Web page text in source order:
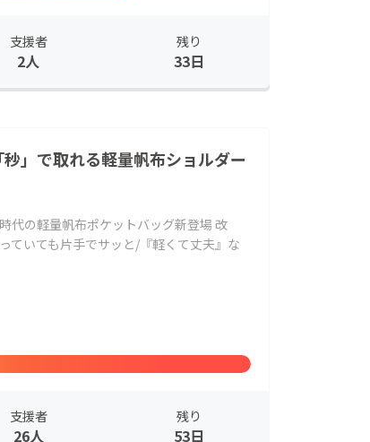
支援者
2人
残り
33日
」で取れる軽量帆布ショルダー
代の軽量帆布ポケットバッグ新登場 改
ていても片手でサッと/『軽くて丈夫』な
支援者
26人
残り
53日